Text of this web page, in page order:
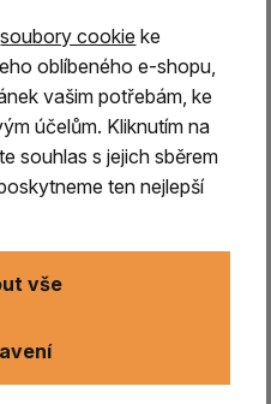
tyrkysem
na himalájské - silné, i
soubory cookie ke
oblíbeného e-shopu,
vašim potřebám, ke
účelům. Kliknutím na
souhlas s jejich sběrem
ten nejlepší
vše